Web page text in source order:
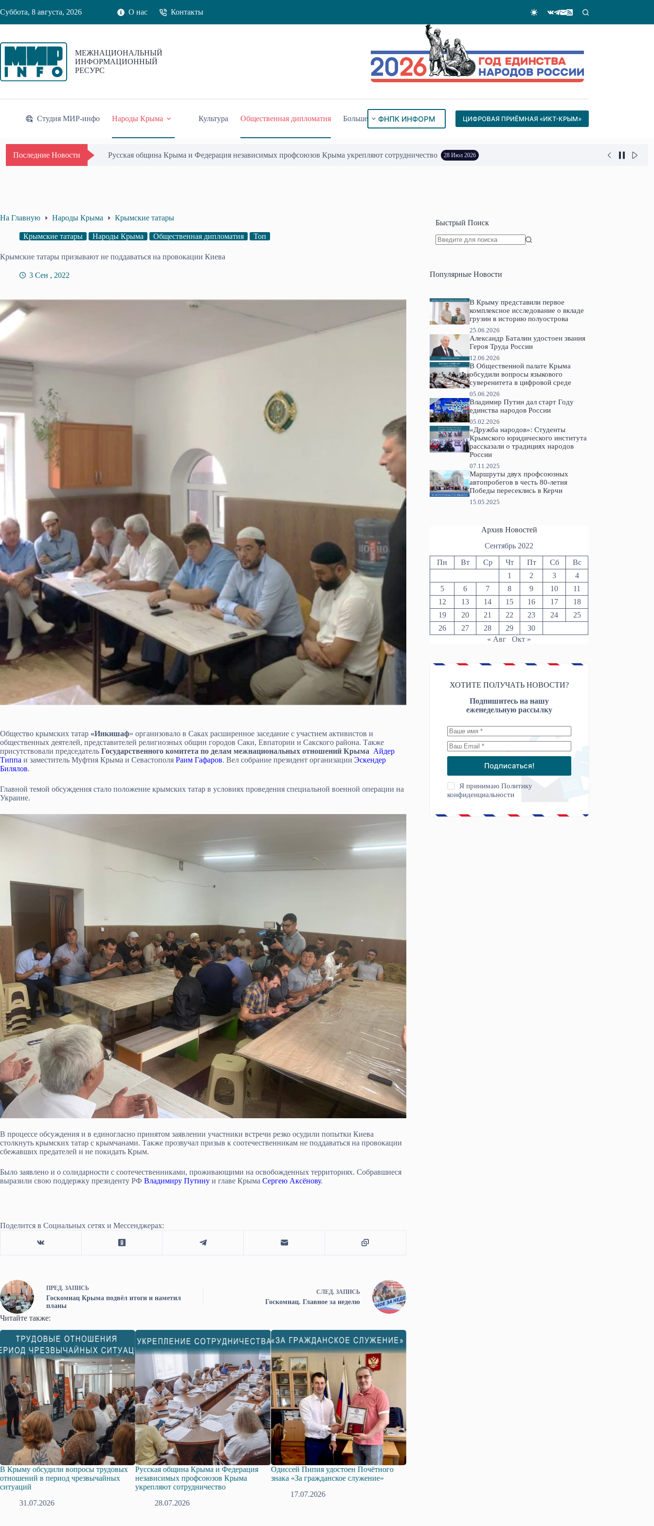
к
Суббота, 8 августа, 2026 О нас Контакты
МЕЖНАЦИОНАЛЬНЫЙ
ИНФОРМАЦИОННЫЙ
РЕСУРС
Студия МИР-инфо Народы Крыма Культура Общественная дипломатия Больше ФНПК ИНФОРМ ЦИФРОВАЯ ПРИЁМНАЯ «ИКТ-КРЫМ»
Последние Новости Одиссей Пипия удостоен Почётного знака «За гражданское служение» 17 Июл 2026
На Главную Народы Крыма Крымские татары
Крымские татары Народы Крыма Общественная дипломатия Топ
Крымские татары призывают не поддаваться на провокации Киева
3 Сен , 2022
Общество крымских татар «Инкишаф» организовало в Саках расширенное заседание с участием активистов и
общественных деятелей, представителей религиозных общин городов Саки, Евпатории и Сакского района. Также
присутствовали председатель Государственного комитета по делам межнациональных отношений Крыма Айдер
Типпа и заместитель Муфтия Крыма и Севастополя Раим Гафаров. Вел собрание президент организации Эскендер
Билялов.
Главной темой обсуждения стало положение крымских татар в условиях проведения специальной военной операции на
Украине.
В процессе обсуждения и в единогласно принятом заявлении участники встречи резко осудили попытки Киева
столкнуть крымских татар с крымчанами. Также прозвучал призыв к соотечественникам не поддаваться на провокации
сбежавших предателей и не покидать Крым.
Было заявлено и о солидарности с соотечественниками, проживающими на освобожденных территориях. Собравшиеся
выразили свою поддержку президенту РФ Владимиру Путину и главе Крыма Сергею Аксёнову.
Поделится в Социальных сетях и Мессенджерах:
ПРЕД. ЗАПИСЬ
Госкомнац Крыма подвёл итоги и наметил
планы
СЛЕД. ЗАПИСЬ
Госкомнац. Главное за неделю
Читайте также:
Русская община Крыма и Федерация
независимых профсоюзов Крыма
укрепляют сотрудничество
28.07.2026
Одиссей Пипия удостоен Почётного
знака «За гражданское служение»
Госдума приняла в первом чтении
законопроект о поддержке развития
Быстрый Поиск
Популярные Новости
В Крыму представили первое
комплексное исследование о вкладе
грузин в историю полуострова
25.06.2026
Александр Баталин удостоен звания
Героя Труда России
12.06.2026
В Общественной палате Крыма
обсудили вопросы языкового
суверенитета в цифровой среде
05.06.2026
Владимир Путин дал старт Году
единства народов России
05.02.2026
«Дружба народов»: Студенты
Крымского юридического института
рассказали о традициях народов
России
07.11.2025
Маршруты двух профсоюзных
автопробегов в честь 80-летия
Победы пересеклись в Керчи
15.05.2025
Архив Новостей
Сентябрь 2022
Пн Вт Ср Чт Пт Сб
Вс
1
2 3
4
5
6 7 8 9 10
11
12
13 14 15 16 17
18
19
20 21 22 23 24
25
26
27 28 29
30
« Авг
Окт »
ХОТИТЕ ПОЛУЧАТЬ НОВОСТИ?
Подпишитесь на нашу
еженедельную рассылку
Подписаться!
Я принимаюПолитику
конфиденциальности